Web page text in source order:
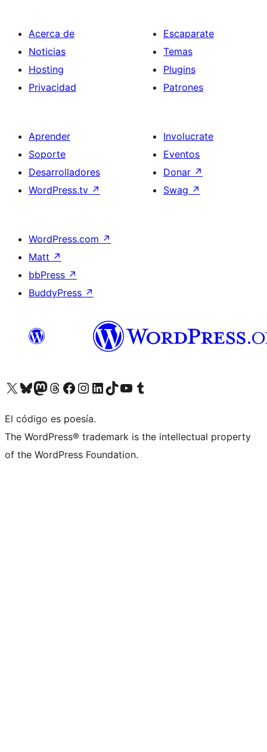
Acerca de
Noticias
Hosting
Privacidad
Escaparate
Temas
Plugins
Patrones
Aprender
Soporte
Desarrolladores
WordPress.tv ↗
Involucrate
Eventos
Donar ↗
Swag ↗
WordPress.com ↗
Matt ↗
bbPress ↗
BuddyPress ↗
Visitá nuestra cuenta de X (anteriormente Twitter)
Visitá nuestra cuenta de Bluesky
Visitá nuestra cuenta de Mastodon
Visitá nuestra cuenta de Threads
Visitá nuestra página de Facebook
Visitá nuestra cuenta de Instagram
Visitá nuestra cuenta de LinkedIn
Visitá nuestra cuenta de TikTok
Visitá nuestro canal de YouTube
Visitá nuestra cuenta de Tumblr
El código es poesía.
The WordPress® trademark is the intellectual property
of the WordPress Foundation.